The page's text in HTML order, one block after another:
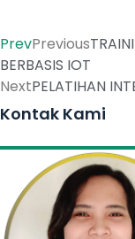
PrevPrevious
BERBASIS IOT
NextPELATIHAN
Kontak Kami